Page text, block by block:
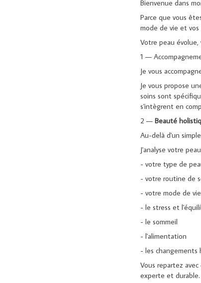
Bienvenue dans
Parce que vous
mode de vie et
Votre peau évolue,
1 —
Je vous
Je vous propose
soins sont
s'intègrent en
2 — Beauté
Au-delà d'un simple
J'analyse votre
- votre type de
- votre routine de
- votre mode de vie
- le stress et
- le sommeil
- l'alimentation
- les changements
Vous repartez
experte et durable.